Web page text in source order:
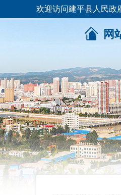
欢迎访问建平县人民政
网